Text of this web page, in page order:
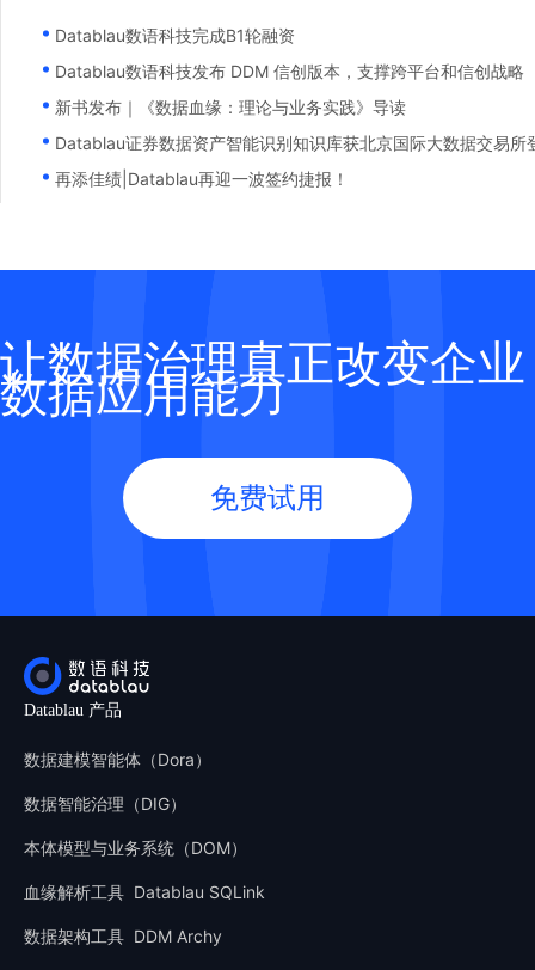
Datablau数语科技完成B1轮融资
Datablau数语科技发布 DDM 信创版本，支撑跨平台和信创战略
新书发布｜《数据血缘：理论与业务实践》导读
Datablau证券数据资产智能识别知识库获北京国际大数据交易所
再添佳绩|Datablau再迎一波签约捷报！
让数据治理真正改变企业
数据应用能力
免费试用
Datablau 产品
数据建模智能体（Dora）
数据智能治理（DIG）
本体模型与业务系统（DOM）
血缘解析工具 Datablau SQLink
数据架构工具 DDM Archy